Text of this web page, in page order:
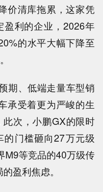
价清库拖累，这家凭
盈利的企业，2026年
的水平大幅下降至
期、低端走量车型销
承受着更为严峻的生
次，小鹏GX的限时
门槛砸向27万元级
M9等竞品的40万级传
盈利焦虑。